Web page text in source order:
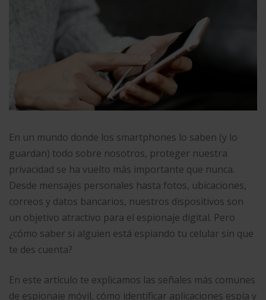
En un mundo donde los smartphones lo saben (y lo
guardan) todo sobre nosotros, proteger nuestra
privacidad se ha vuelto más importante que nunca.
Desde mensajes personales hasta fotos, ubicaciones,
correos y datos bancarios, nuestros dispositivos son
un objetivo atractivo para el espionaje digital. Pero
¿cómo saber si alguien está espiando tu celular sin que
te des cuenta?
En este artículo te explicamos las señales más comunes
de espionaje móvil, cómo identificar aplicaciones espía y